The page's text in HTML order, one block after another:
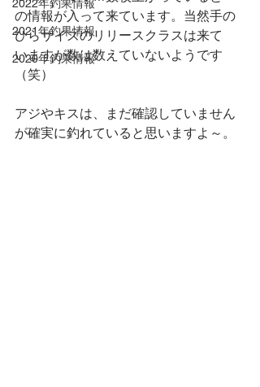
2022年釣果情報
2021年釣果情報
2020年釣果情報
の情報が入って来ています。当然手の
ひらサイズのリリースクラスは来て
いますが数は数えていないようです
（笑）
アジやキスは、まだ確認していません
が確実に釣れていると思いますよ～。